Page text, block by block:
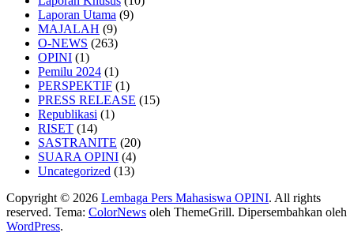
Laporan Utama (9)
MAJALAH (9)
O-NEWS (263)
OPINI (1)
Pemilu 2024 (1)
PERSPEKTIF (1)
PRESS RELEASE (15)
Republikasi (1)
RISET (14)
SASTRANITE (20)
SUARA OPINI (4)
Uncategorized (13)
Copyright © 2026 Lembaga Pers Mahasiswa OPINI. All rights
reserved. Tema: ColorNews oleh ThemeGrill. Dipersembahkan oleh
WordPress.